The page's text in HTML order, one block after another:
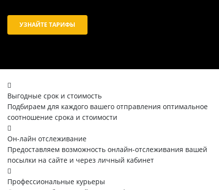
УЗНАЙТЕ ТАРИФЫ
Выгодные срок и стоимость
Подбираем для каждого вашего отправления оптимальное
соотношение срока и стоимости
Он-лайн отслеживание
Предоставляем возможность онлайн-отслеживания вашей
посылки на сайте и через личный кабинет
Профессиональные курьеры